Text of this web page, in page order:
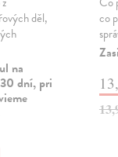
děl,
na
dní, pri
co